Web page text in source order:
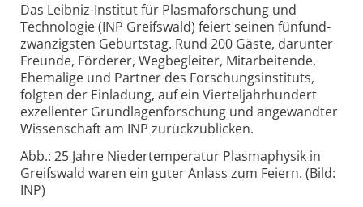
Das Leibniz-Institut für Plasmaforschung und
Technologie (INP Greifswald) feiert seinen fünf­und­
zwanzigsten Geburts­tag. Rund 200 Gäste, darunter
Freunde, Förderer, Weg­begleiter, Mit­arbeitende,
Ehemalige und Partner des Forschungs­instituts,
folgten der Ein­ladung, auf ein Viertel­jahrhundert
exzellenter Grund­lagen­forschung und angewandter
Wissen­schaft am INP zurück­zublicken.
Abb.: 25 Jahre Niedertemperatur Plasmaphysik in
Greifswald waren ein guter Anlass zum Feiern. (Bild:
INP)